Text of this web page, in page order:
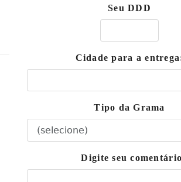
Seu DDD
Cidade para a
Tipo da Grama
Digite seu